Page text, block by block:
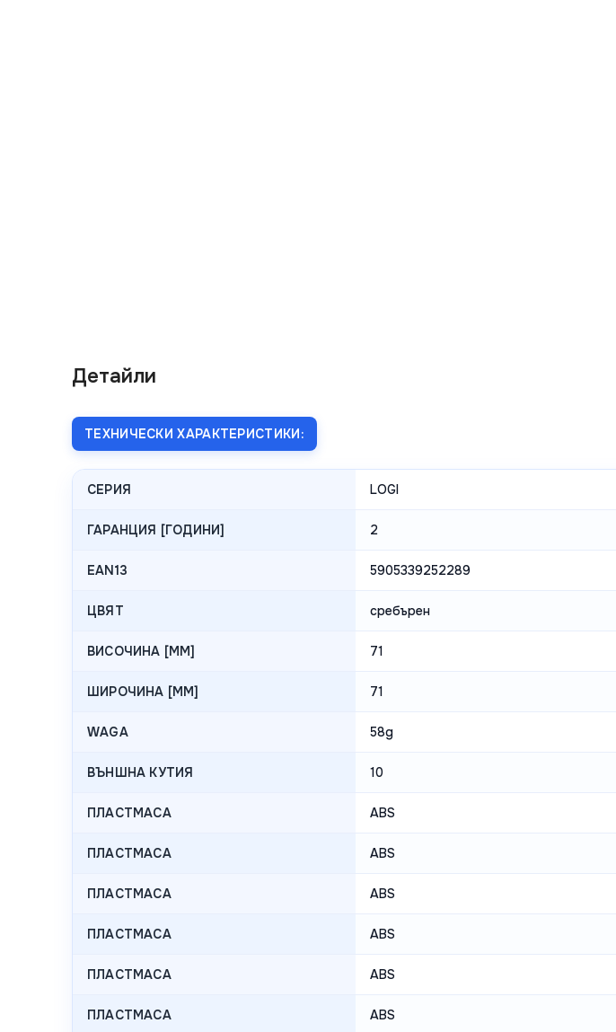
Детайли
ТЕХНИЧЕСКИ ХАРАКТЕРИСТИКИ:
СЕРИЯ LOGI
ГАРАНЦИЯ [ГОДИНИ] 2
EAN13 5905339252289
ЦВЯТ сребърен
ВИСОЧИНА [MM] 71
ШИРОЧИНА [MM] 71
WAGA 58g
ВЪНШНА КУТИЯ 10
ПЛАСТМАСА ABS
ПЛАСТМАСА ABS
ПЛАСТМАСА ABS
ПЛАСТМАСА ABS
ПЛАСТМАСА ABS
ПЛАСТМАСА ABS